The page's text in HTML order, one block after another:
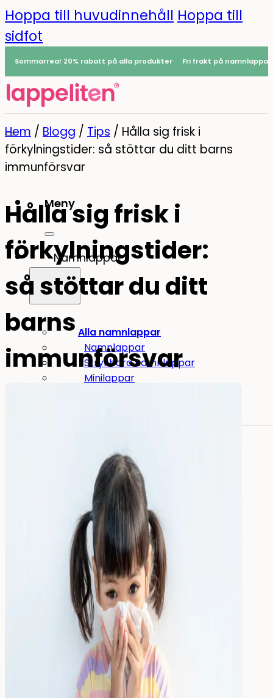
Hoppa till huvudinnehåll Hoppa till
sidfot
Sommarrea! 20% rabatt på alla produkter Fri frakt på namnlappar
Meny
Namnlappar
Alla namnlappar
Namnlappar
Strykbara namnlappar
Minilappar
Namnlappar för verktyg
Namnlappar för sjukhem
Mat & Dryck
Matlåda
Dricksflaska
Barnflaska
Reservdelar
Hem / Blogg / Tips / Hålla sig frisk i
förkylningstider: så stöttar du ditt barns
immunförsvar
Hålla sig frisk i
förkylningstider:
så stöttar du ditt
barns
immunförsvar